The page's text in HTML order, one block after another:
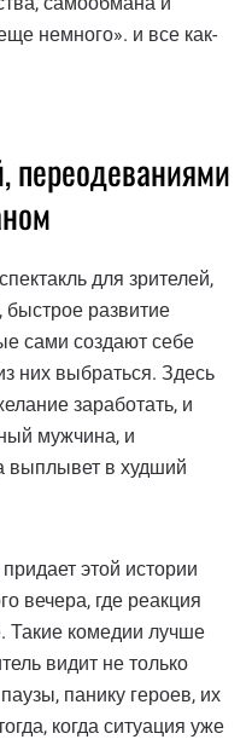
немного». и все как-
переодеваниями
для зрителей,
развитие
сами создают себе
них выбраться. Здесь
заработать, и
мужчина, и
выплывет в худший
этой истории
вечера, где реакция
Такие комедии лучше
видит не только
панику героев, их
когда ситуация уже